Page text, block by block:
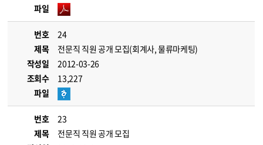
파일
번호
24
제목
전문직 직원 공개 모집(회계사, 물류마케팅)
작성일
2012-03-26
조회수
13,227
파일
번호
23
제목
전문직 직원 공개 모집